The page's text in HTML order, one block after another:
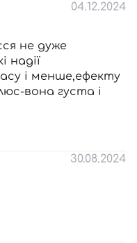
04.12.2024
не дуже
надії
і менше,ефекту
вона густа і
30.08.2024